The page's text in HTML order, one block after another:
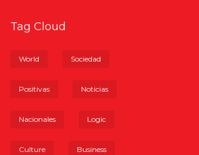
Tag Cloud
World Sociedad
Positivas Noticias
Nacionales Logic
Culture Business